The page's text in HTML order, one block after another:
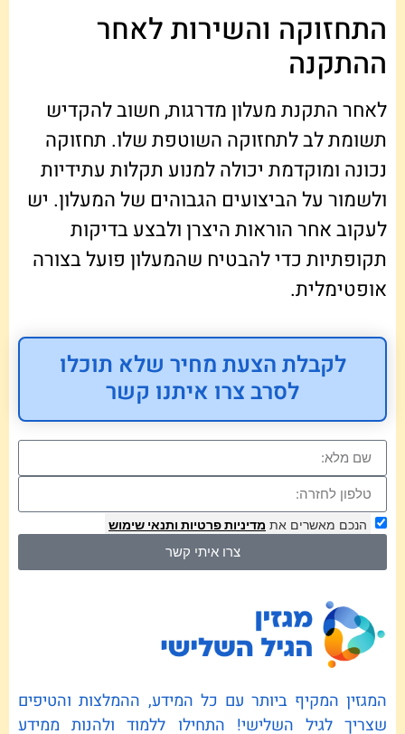
התחזוקה והשירות לאחר
ההתקנה
לאחר התקנת מעלון מדרגות, חשוב להקדיש
תשומת לב לתחזוקה השוטפת שלו. תחזוקה
נכונה ומוקדמת יכולה למנוע תקלות עתידיות
ולשמור על הביצועים הגבוהים של המעלון. יש
לעקוב אחר הוראות היצרן ולבצע בדיקות
תקופתיות כדי להבטיח שהמעלון פועל בצורה
אופטימלית.
לקבלת הצעת מחיר שלא תוכלו
לסרב צרו איתנו קשר
הנכם מאשרים את מדיניות פרטיות ותנאי שימוש
צרו איתי קשר
המגזין המקיף ביותר עם כל המידע, ההמלצות והטיפים
שצריך לגיל השלישי! התחילו ללמוד ולהנות ממידע